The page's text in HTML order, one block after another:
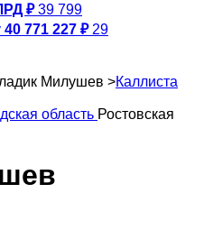
₽ 39 799
40 771 227 ₽ 29
Милушев >Каллиста
область Ростовская